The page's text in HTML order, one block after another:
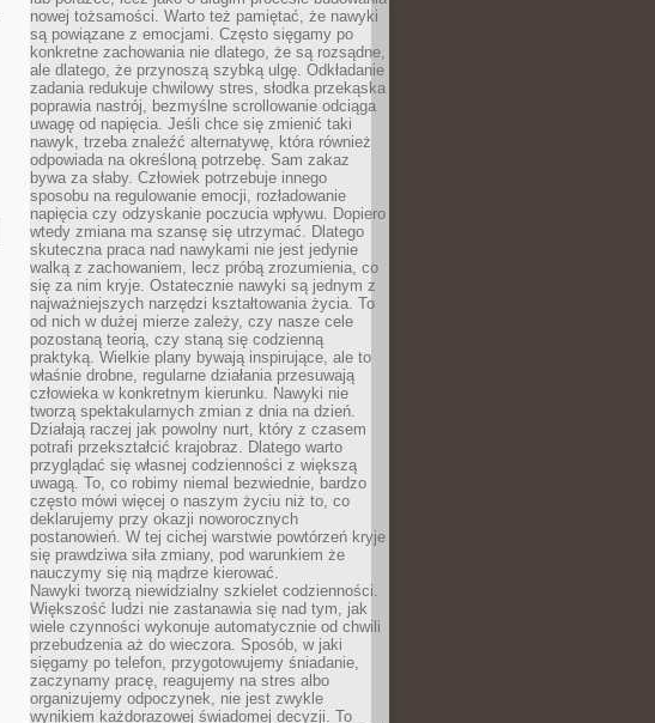
nowej tożsamości. Warto też pamiętać, że nawyki
są powiązane z emocjami. Często sięgamy po
konkretne zachowania nie dlatego, że są rozsądne,
ale dlatego, że przynoszą szybką ulgę. Odkładanie
zadania redukuje chwilowy stres, słodka przekąska
poprawia nastrój, bezmyślne scrollowanie odciąga
uwagę od napięcia. Jeśli chce się zmienić taki
nawyk, trzeba znaleźć alternatywę, która również
odpowiada na określoną potrzebę. Sam zakaz
bywa za słaby. Człowiek potrzebuje innego
sposobu na regulowanie emocji, rozładowanie
napięcia czy odzyskanie poczucia wpływu. Dopiero
wtedy zmiana ma szansę się utrzymać. Dlatego
skuteczna praca nad nawykami nie jest jedynie
walką z zachowaniem, lecz próbą zrozumienia, co
się za nim kryje. Ostatecznie nawyki są jednym z
najważniejszych narzędzi kształtowania życia. To
od nich w dużej mierze zależy, czy nasze cele
pozostaną teorią, czy staną się codzienną
praktyką. Wielkie plany bywają inspirujące, ale to
właśnie drobne, regularne działania przesuwają
człowieka w konkretnym kierunku. Nawyki nie
tworzą spektakularnych zmian z dnia na dzień.
Działają raczej jak powolny nurt, który z czasem
potrafi przekształcić krajobraz. Dlatego warto
przyglądać się własnej codzienności z większą
uwagą. To, co robimy niemal bezwiednie, bardzo
często mówi więcej o naszym życiu niż to, co
deklarujemy przy okazji noworocznych
postanowień. W tej cichej warstwie powtórzeń kryje
się prawdziwa siła zmiany, pod warunkiem że
nauczymy się nią mądrze kierować.
Nawyki tworzą niewidzialny szkielet codzienności.
Większość ludzi nie zastanawia się nad tym, jak
wiele czynności wykonuje automatycznie od chwili
przebudzenia aż do wieczora. Sposób, w jaki
sięgamy po telefon, przygotowujemy śniadanie,
zaczynamy pracę, reagujemy na stres albo
organizujemy odpoczynek, nie jest zwykle
wynikiem każdorazowej świadomej decyzji. To